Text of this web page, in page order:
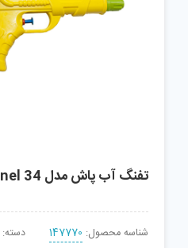
تفنگ آب پاش مدل gonel 34
شناسه محصول: 147770 دسته: